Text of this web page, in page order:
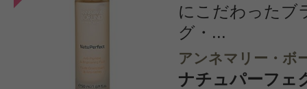
にこだわったブ
グ・...
アンネマリー・ボ
ナチュパーフェ